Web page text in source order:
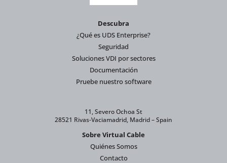
Descubra
¿Qué es UDS Enterprise?
Seguridad
Soluciones VDI por sectores
Documentación
Pruebe nuestro software
11, Severo Ochoa St
28521 Rivas-Vaciamadrid, Madrid – Spain
Sobre Virtual Cable
Quiénes Somos
Contacto